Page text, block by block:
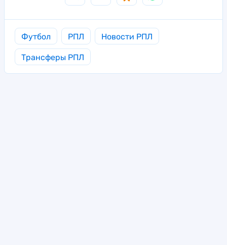
Футбол РПЛ Новости РПЛ
Трансферы РПЛ